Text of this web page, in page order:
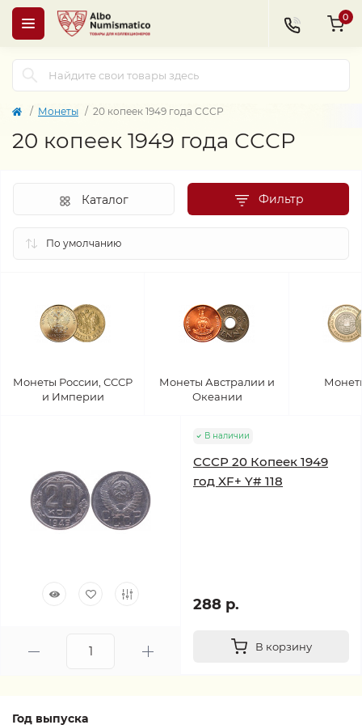
0
Монеты 20 копеек 1949 года СССР
20 копеек 1949 года СССР
Фильтр
Каталог
Монеты России, СССР
и Империи
Монеты Австралии и
Океании
В наличии
СССР 20 Копеек 1949
год XF+ Y# 118
288 р.
В корзину
Год выпуска